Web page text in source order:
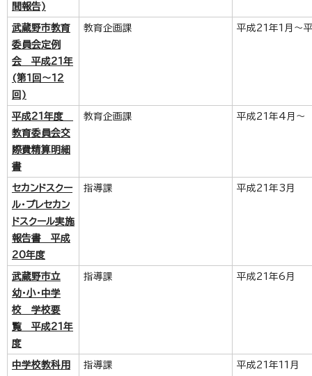
間報告)
武蔵野市教育
委員会定例
会 平成21年
(第1回～12
回)
教育企画課 平成21年1月～
平成21年度
教育委員会交
際費精算明細
書
教育企画課 平成21年4月～
セカンドスクー
ル・プレセカン
ドスクール実施
報告書 平成
20年度
指導課 平成21年3月
武蔵野市立
幼・小・中学
校 学校要
覧 平成21年
度
指導課 平成21年6月
中学校教科用
指導課 平成21年11月